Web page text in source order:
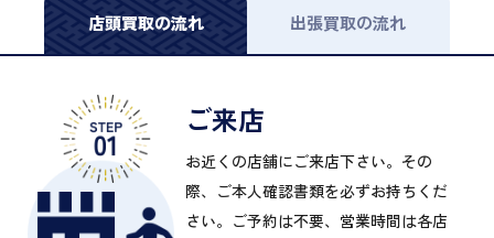
店頭買取の流れ 出張買取の流れ
ご来店
お近くの店舗にご来店下さい。その
際、ご本人確認書類を必ずお持ちくだ
さい。ご予約は不要、営業時間は各店